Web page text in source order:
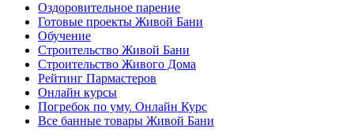
Оздоровительное парение
Готовые проекты Живой Бани
Обучение
Строительство Живой Бани
Строительство Живого Дома
Рейтинг Пармастеров
Онлайн курсы
Погребок по уму. Онлайн Курс
Все банные товары Живой Бани